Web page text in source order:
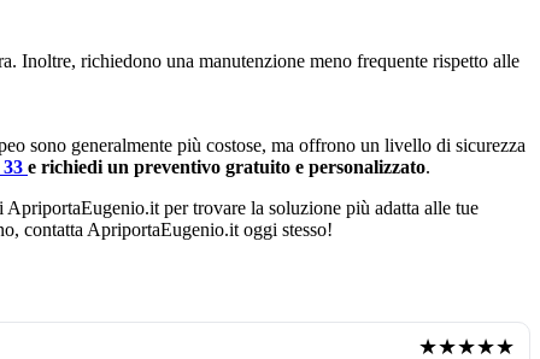
Inoltre, richiedono una manutenzione meno frequente rispetto alle
sono generalmente più costose, ma offrono un livello di sicurezza
33 e richiedi un preventivo gratuito e personalizzato.
ApriportaEugenio.it per trovare la soluzione più adatta alle tue
contatta ApriportaEugenio.it oggi stesso!
★★★★★